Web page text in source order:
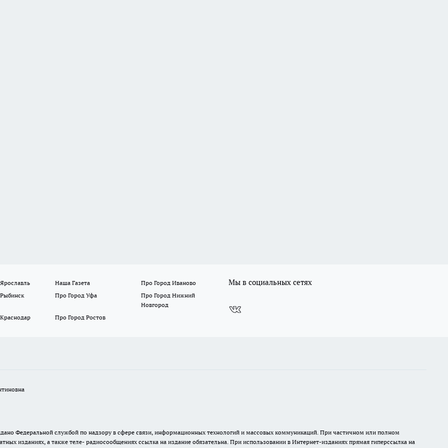
Наша Газета
Про Город Иваново
Про Город Уфа
Про Город Нижний
Новгород
Про Город Ростов
Мы в социальных сетях
Федеральной службой по надзору в сфере связи, информационных технологий и массовых коммуникаций. При частичном или полном
изданиях, а также теле- радиосообщениях ссылка на издание обязательна. При использовании в Интернет-изданиях прямая гиперссылка на